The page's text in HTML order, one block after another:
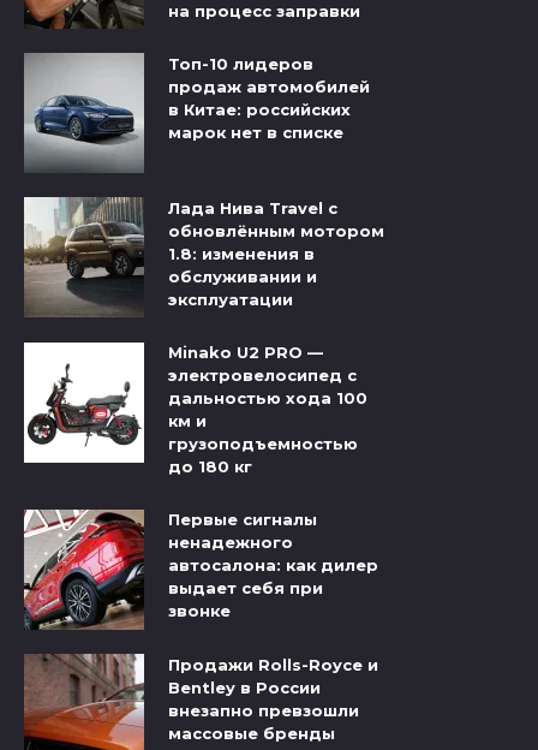
на процесс заправки
Топ-10 лидеров
продаж автомобилей
в Китае: российских
марок нет в списке
Лада Нива Travel с
обновлённым мотором
1.8: изменения в
обслуживании и
эксплуатации
Minako U2 PRO —
электровелосипед с
дальностью хода 100
км и
грузоподъемностью
до 180 кг
Первые сигналы
ненадежного
автосалона: как дилер
выдает себя при
звонке
Продажи Rolls-Royce и
Bentley в России
внезапно превзошли
массовые бренды